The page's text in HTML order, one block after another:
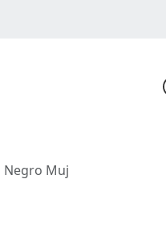
Negro Muj